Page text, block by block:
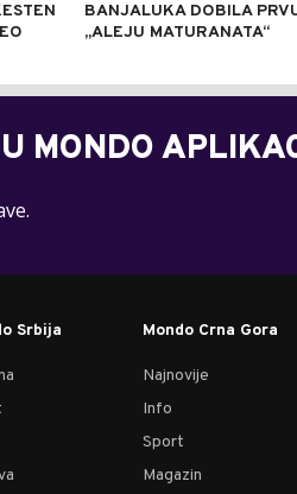
BANJALUKA DOBILA
„ALEJU MATURANATA“
MONDO
Srbija Mondo Crna Gora
Najnovije
Info
Sport
Magazin